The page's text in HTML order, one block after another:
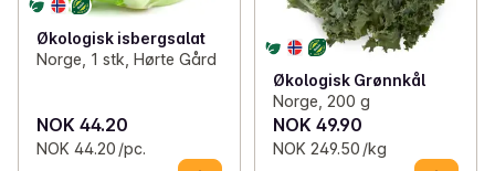
Økologisk isbergsalat
Norge, 1 stk, Hørte Gård
NOK 44.20
NOK 44.20 /pc.
Økologisk Grønnkål
Norge, 200 g
NOK 49.90
NOK 249.50 /kg